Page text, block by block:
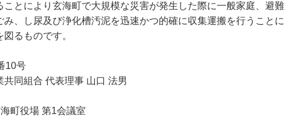
とにより玄海町で大規模な災害が発生した際に一般家庭、避難
み、し尿及び浄化槽汚泥を迅速かつ的確に収集運搬を行うことに
るものです。
10号
同組合 代表理事 山口 法男
町役場 第1会議室